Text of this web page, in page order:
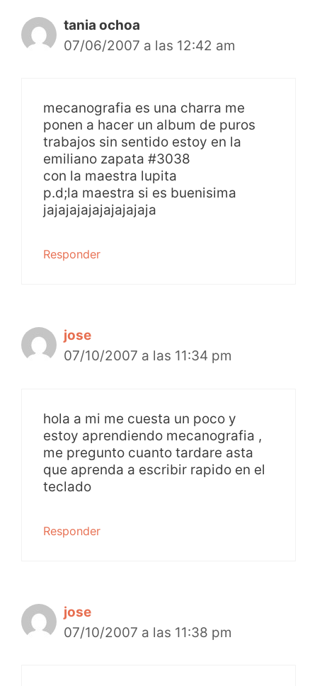
tania ochoa
07/06/2007 a las 12:42 am
mecanografia es una charra me
ponen a hacer un album de puros
trabajos sin sentido estoy en la
emiliano zapata #3038
con la maestra lupita
p.d;la maestra si es buenisima
jajajajajajajajajaja
Responder
jose
07/10/2007 a las 11:34 pm
hola a mi me cuesta un poco y
estoy aprendiendo mecanografia ,
me pregunto cuanto tardare asta
que aprenda a escribir rapido en el
teclado
Responder
jose
07/10/2007 a las 11:38 pm